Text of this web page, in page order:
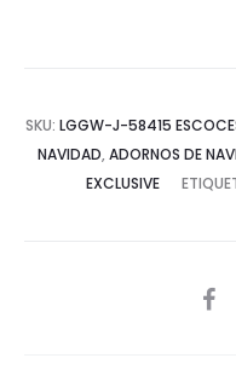
SKU: LGGW-J-58415
NAVIDAD, ADORNOS DE
EXCLUSIVE